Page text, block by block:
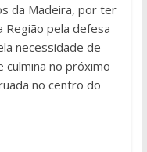
da Madeira, por ter
Região pela defesa
necessidade de
culmina no próximo
no centro do